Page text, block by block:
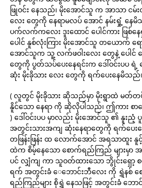
ဖြုဝင်း နေသည်၊ မိုးအောင်သူ က အာသာ ငမ်းင
လေး တွေကို နေရာမလပ် အောင် နမ်းရှုံ့ နေ
ပက်လက်ကလေး ဒူးထောင် ပေါင်ကား ဖြစ်နေ
ပေါင် နူစ်လုံးကြား မိုးအောင်သူ တယောက် ရော
အောင်သူက သူ့ လက်ဖဝါးလေး တွေနဲ့ ပေါင်
တွေကို ပွတ်သပ်ပေးနေရင်းက ဒေါ်ဝင်းပပ ရဲ့
ဆုံး မိုးခိုသား လေး တွေကို ရက်ပေးနေမိသည်
( လူတွင် မိုးခိုသား ဆိုသည်မှာ မိုးရွာထဲ မတ်တပ်
နိူင်သော နေရာ ကို ဆိုလိုပါသည်၊ ဤကား စာ
) ဒေါ်ဝင်းပပ မှာလည်း မိုးအောင်သူ ၏ နူးညံ့
အတွင်းသားအကျ ဆုံးနေရာတွေကို ရက်ပေး
တဖြန်းဖြန်း ထ လောက်အောင် အရသာထူး
ထဲက စိမ့်နေသော စောက်ရည်ကြည် များမှာ
ပင် လျှံကျ ကာ သူဝတ်ထားသော ဘွိုင်းရှော့ စ
ရက် အတွင်းခံ ေဘောင်းဘီလေး ကို ရွှဲနစ် စ
ရည်ကြည်များ စိုရွှဲ နေသဖြင့် အတွင်းခံ ဘောင်